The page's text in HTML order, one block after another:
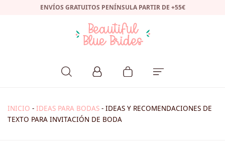
ENVÍOS GRATUITOS PENÍNSULA PARTIR DE +55€
INICIO - IDEAS PARA BODAS - IDEAS Y RECOMENDACIONES DE
TEXTO PARA INVITACIÓN DE BODA